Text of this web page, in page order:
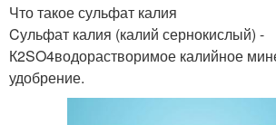
Что такое сульфат калия
Cульфат калия (калий сернокислый) -
К2SO4водорастворимое калийное
удобрение.